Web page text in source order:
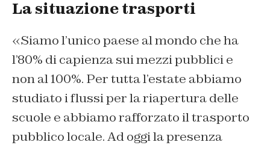
La situazione trasporti
«Siamo l’unico paese al mondo che ha
l’80% di capienza sui mezzi pubblici e
non al 100%. Per tutta l’estate abbiamo
studiato i flussi per la riapertura delle
scuole e abbiamo rafforzato il trasporto
pubblico locale. Ad oggi la presenza